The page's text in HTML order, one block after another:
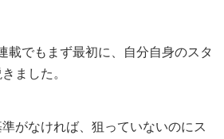
載でもまず最初に、自分自身のスタ
ました。
がなければ、狙っていないのにス